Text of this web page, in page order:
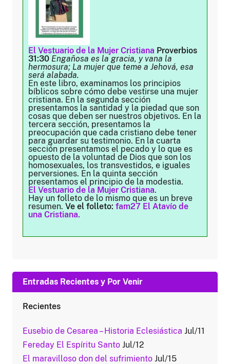
El Vestuario de la Mujer Cristiana Proverbios
31:30 Engañosa es la gracia, y vana la
hermosura; La mujer que teme a Jehová, esa
será alabada.
En este libro, examinamos los principios
bíblicos sobre cómo debe vestirse una mujer
cristiana. En la segunda sección
presentamos la santidad y la piedad que son
cosas que deben ser nuestros objetivos. En la
tercera sección, presentamos la
preocupación que cada cristiano debe tener
para guardar su testimonio. En la cuarta
sección presentamos el pecado y lo que es
opuesto de la voluntad de Dios que son los
homosexuales, los transvestidos, e iguales
perversiones. En la quinta sección
presentamos el principio de la modestia.
El Vestuario de la Mujer Cristiana.
Hay un folleto de lo mismo que es un breve
resumen. Ve el folleto: fam27 El Atavío de
una Cristiana.
Entradas Recientes y Por Venir
Recientes
Eusebio de Cesarea – Historia Eclesiástica Jul/11
Fereday El Espíritu Santo Jul/12
El maravilloso don del sufrimiento Jul/15